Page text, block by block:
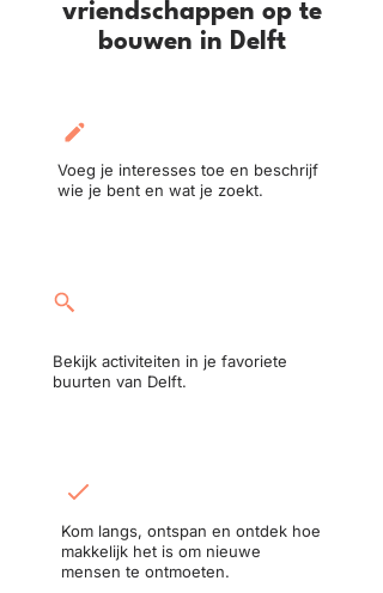
vriendschappen op te
bouwen in Delft
Voeg je interesses toe en beschrijf
wie je bent en wat je zoekt.
Bekijk activiteiten in je favoriete
buurten van Delft.
Kom langs, ontspan en ontdek hoe
makkelijk het is om nieuwe
mensen te ontmoeten.